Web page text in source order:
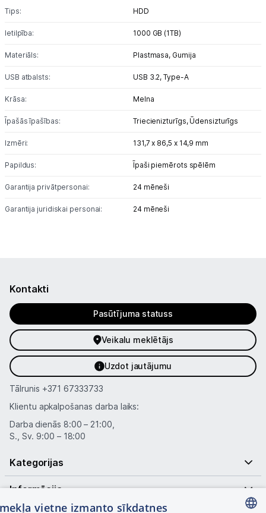
Tips: HDD
Ietilpība: 1000 GB (1TB)
Materiāls: Plastmasa, Gumija
USB atbalsts: USB 3.2,Type-A
Krāsa: Melna
Īpašās īpašības: Triecienizturīgs, Ūdensizturīgs
Izmēri: 131,7 x 86,5 x 14,9 mm
Papildus: Īpaši piemērots spēlēm
Garantija privātpersonai: 24 mēneši
Garantija juridiskai personai: 24 mēneši
Kontakti
Pasūtījuma statuss
Veikalu meklētājs
Uzdot jautājumu
Tālrunis +371 67333733
Klientu apkalpošanas darba laiks:
Darba dienās 8:00 – 21:00,
S., Sv. 9:00 – 18:00
Kategorijas
Informācija
vietne izmanto sīkdatnes